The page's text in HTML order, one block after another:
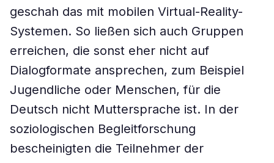
geschah das mit mobilen Virtual-Reality-
Systemen. So ließen sich auch Gruppen
erreichen, die sonst eher nicht auf
Dialogformate ansprechen, zum Beispiel
Jugendliche oder Menschen, für die
Deutsch nicht Muttersprache ist. In der
soziologischen Begleitforschung
bescheinigten die Teilnehmer der